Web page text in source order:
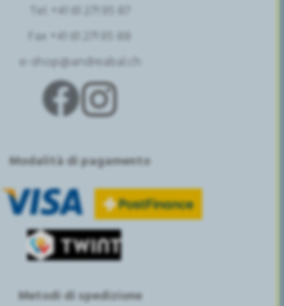
Tel. +41 61 271 95 87
Fax +41 61 271 95 88
e-shop@andreabal.ch
Modalità di pagamento
Metodi di spedizione